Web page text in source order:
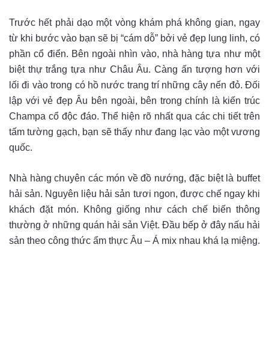
Trước hết phải dạo một vòng khám phá không gian, ngay
từ khi bước vào bạn sẽ bị “cám dỗ” bởi vẻ đẹp lung linh, có
phần cổ điển. Bên ngoài nhìn vào, nhà hàng tựa như một
biệt thự trắng tựa như Châu Âu. Càng ấn tượng hơn với
lối đi vào trong có hồ nước trang trí những cây nến đỏ. Đối
lập với vẻ đẹp Âu bên ngoài, bên trong chính là kiến trúc
Champa cổ độc đáo. Thể hiện rõ nhất qua các chi tiết trên
tấm tường gạch, bạn sẽ thấy như đang lạc vào một vương
quốc.
Nhà hàng chuyên các món về đồ nướng, đặc biệt là buffet
hải sản. Nguyên liệu hải sản tươi ngon, được chế ngay khi
khách đặt món. Không giống như cách chế biến thông
thường ở những quán hải sản Việt. Đầu bếp ở đây nấu hải
sản theo công thức ẩm thực Âu – Á mix nhau khá lạ miệng.